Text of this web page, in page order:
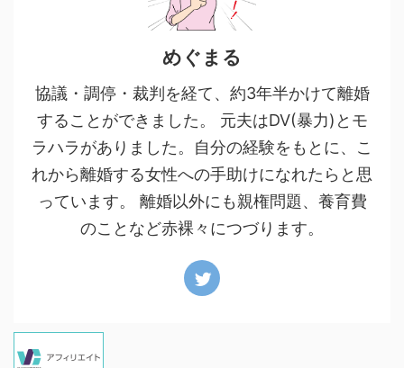
めぐまる
協議・調停・裁判を経て、約3年半かけて離婚
することができました。 元夫はDV(暴力)とモ
ラハラがありました。自分の経験をもとに、こ
れから離婚する女性への手助けになれたらと思
っています。 離婚以外にも親権問題、養育費
のことなど赤裸々につづります。